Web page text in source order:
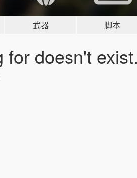
武器 脚本
for doesn't exist.